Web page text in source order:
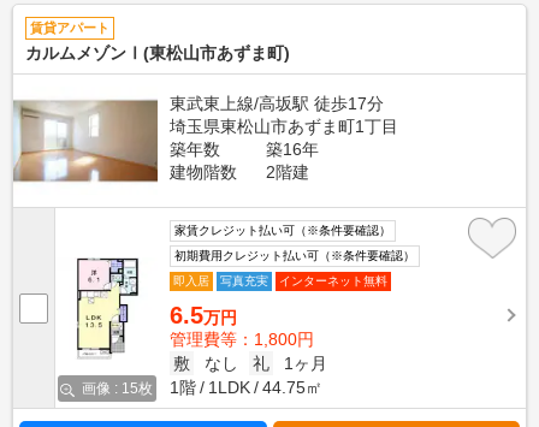
賃貸アパート
カルムメゾンⅠ(東松山市あずま町)
東武東上線/高坂駅 徒歩17分
埼玉県東松山市あずま町1丁目
築年数
築16年
建物階数
2階建
画像 : 15枚
家賃クレジット払い可（※条件要確認）
初期費用クレジット払い可（※条件要確認）
即入居
写真充実 インターネット無料
6.5万円
管理費等：1,800円
敷
なし 礼
1ヶ月
1階
1LDK 44.75㎡